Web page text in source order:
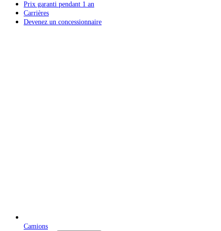
Prix garanti pendant 1 an
Carrières
Devenez un concessionnaire
Camions